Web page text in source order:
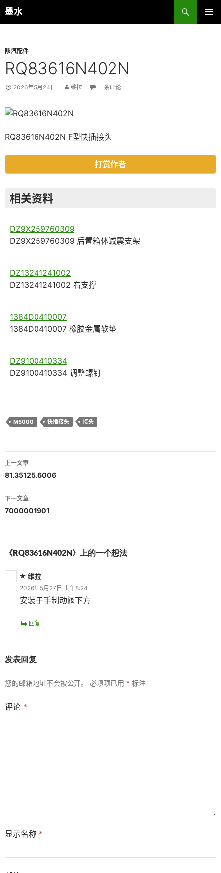
跳
至
墨水
搜
索
陕汽配件
RQ83616N402N
2026年5月24日 维拉 一条评论
RQ83616N402N F型快插接头
打赏作者
相关资料
DZ9X259760309
DZ9X259760309 后置箱体减震支架
DZ13241241002
DZ13241241002 右支撑
1384D0410007
1384D0410007 橡胶金属软垫
DZ9100410334
DZ9100410334 调整螺钉
M5000 快插接头 接头
文
章
导
航
上一文章
81.35125.6006
下一文章
7000001901
《RQ83616N402N》上的一个想法
维拉
2026年5月27日 上午8:24
安装于手制动阀下方
回复
发表回复
您的邮箱地址不会被公开。 必填项已用 * 标注
评论 *
显示名称 *